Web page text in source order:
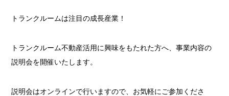
トランクルームは注目の成長産業！
トランクルーム不動産活用に興味をもたれた方へ、事業内容の
説明会を開催いたします。
説明会はオンラインで行いますので、お気軽にご参加くださ